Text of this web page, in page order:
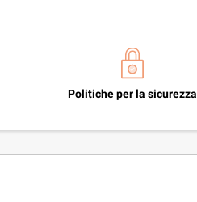
Politiche per la sicurezza